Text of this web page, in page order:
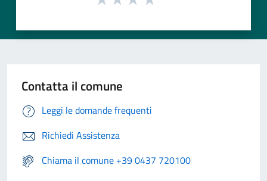
Contatta il comune
Leggi le domande frequenti
Richiedi Assistenza
Chiama il comune +39 0437 720100